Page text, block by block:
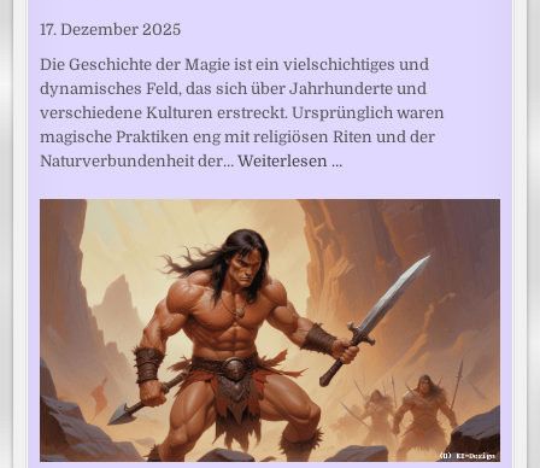
17. Dezember 2025
Die Geschichte der Magie ist ein vielschichtiges und
dynamisches Feld, das sich über Jahrhunderte und
verschiedene Kulturen erstreckt. Ursprünglich waren
magische Praktiken eng mit religiösen Riten und der
Naturverbundenheit der…Weiterlesen …